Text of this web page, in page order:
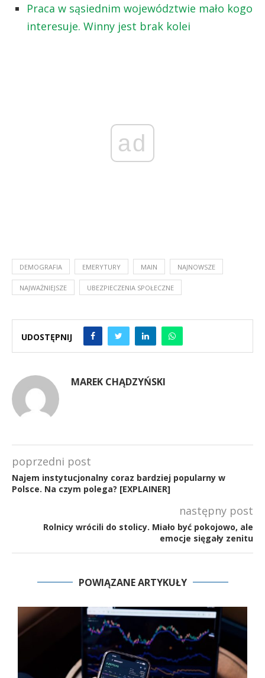
Praca w sąsiednim województwie mało kogo
interesuje. Winny jest brak kolei
ad
DEMOGRAFIA EMERYTURY MAIN NAJNOWSZE
NAJWAŻNIEJSZE UBEZPIECZENIA SPOŁECZNE
UDOSTĘPNIJ
MAREK CHĄDZYŃSKI
poprzedni post
Najem instytucjonalny coraz bardziej popularny w
Polsce. Na czym polega? [EXPLAINER]
następny post
Rolnicy wrócili do stolicy. Miało być pokojowo, ale
emocje sięgały zenitu
POWIĄZANE ARTYKUŁY